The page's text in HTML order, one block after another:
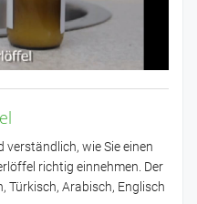
verständlich, wie Sie einen
richtig einnehmen. Der
Türkisch, Arabisch, Englisch